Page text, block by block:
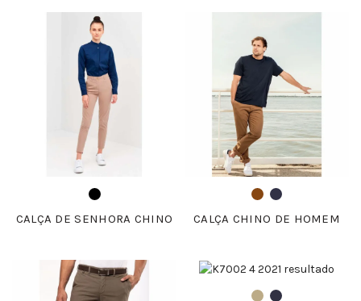
CALÇA DE SENHORA CHINO CALÇA CHINO DE HOMEM